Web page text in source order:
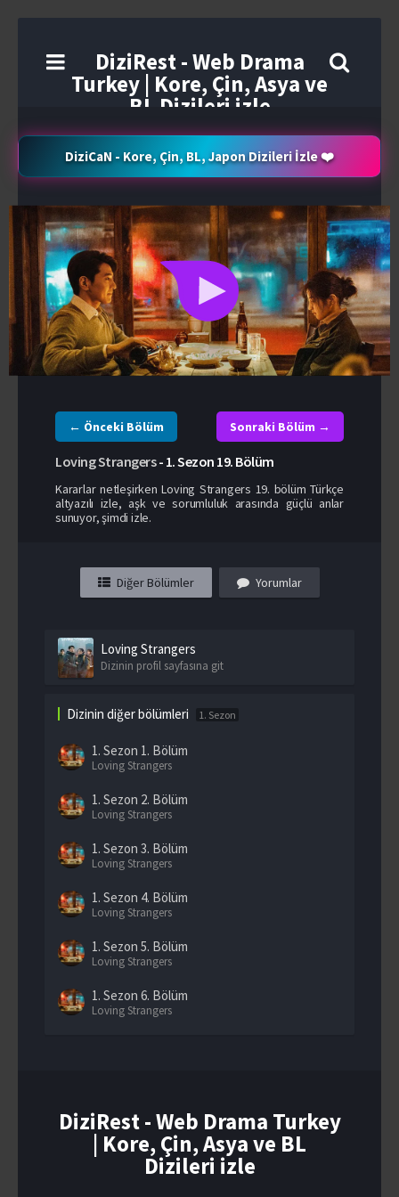
DiziRest - Web Drama
Turkey | Kore, Çin, Asya ve
BL Dizileri izle
DiziCaN - Kore, Çin, BL, Japon Dizileri İzle ❤️
← Önceki Bölüm Sonraki Bölüm →
Loving Strangers- 1. Sezon 19. Bölüm
Kararlar netleşirken Loving Strangers 19. bölüm Türkçe
altyazılı izle, aşk ve sorumluluk arasında güçlü anlar
sunuyor, şimdi izle.
Diğer Bölümler Yorumlar
Loving Strangers
Dizinin profil sayfasına git
Dizinin diğer bölümleri 1. Sezon
1. Sezon 1. Bölüm
Loving Strangers
1. Sezon 2. Bölüm
Loving Strangers
1. Sezon 3. Bölüm
Loving Strangers
1. Sezon 4. Bölüm
Loving Strangers
1. Sezon 5. Bölüm
Loving Strangers
1. Sezon 6. Bölüm
Loving Strangers
1. Sezon9. Bölüm
Loving Strangers
DiziRest - Web Drama Turkey
| Kore, Çin, Asya ve BL
Dizileri izle